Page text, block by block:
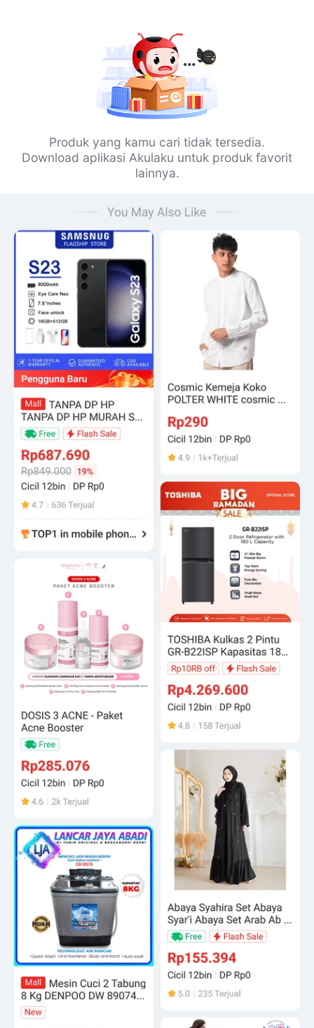
Produk yang kamu cari tidak tersedia.
Download aplikasi Akulaku untuk produk favorit
lainnya.